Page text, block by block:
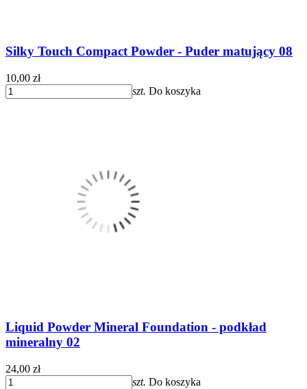
Silky Touch Compact Powder - Puder matujący 08
10,00 zł
szt. Do koszyka
Liquid Powder Mineral Foundation - podkład
mineralny 02
24,00 zł
szt. Do koszyka